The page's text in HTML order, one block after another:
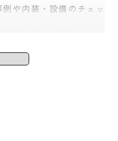
とができます。
や内装・設備のチェッ
渉もサポートしてもら